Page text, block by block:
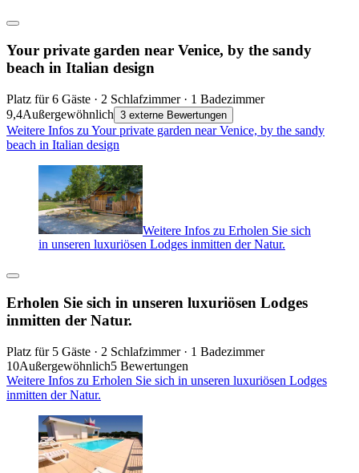
Your private garden near Venice, by the sandy
beach in Italian design
Platz für 6 Gäste · 2 Schlafzimmer · 1 Badezimmer
9,4Außergewöhnlich 3 externe Bewertungen
Weitere Infos zu Your private garden near Venice, by the sandy
beach in Italian design
Weitere Infos zu Erholen Sie sich
in unseren luxuriösen Lodges inmitten der Natur.
Erholen Sie sich in unseren luxuriösen Lodges
inmitten der Natur.
Platz für 5 Gäste · 2 Schlafzimmer · 1 Badezimmer
10Außergewöhnlich5 Bewertungen
Weitere Infos zu Erholen Sie sich in unseren luxuriösen Lodges
inmitten der Natur.